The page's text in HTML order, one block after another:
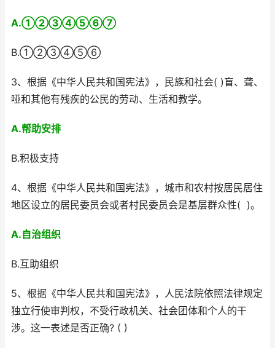
A.①②③④⑤⑥⑦
B.①②③④⑤⑥
3、根据《中华人民共和国宪法》，民族和社会( )盲、聋、
哑和其他有残疾的公民的劳动、生活和教学。
A.帮助安排
B.积极支持
4、根据《中华人民共和国宪法》，城市和农村按居民居住
地区设立的居民委员会或者村民委员会是基层群众性( )。
A.自治组织
B.互助组织
5、根据《中华人民共和国宪法》，人民法院依照法律规定
独立行使审判权，不受行政机关、社会团体和个人的干
涉。这一表述是否正确? ( )